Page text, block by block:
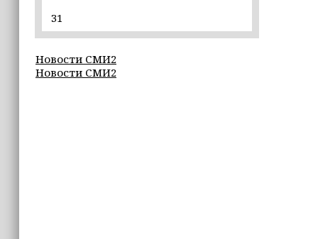
15:06
В Чечне закупили около 190 тысяч
новых учебников для школ
14:45
31
Новости СМИ2
Новости СМИ2